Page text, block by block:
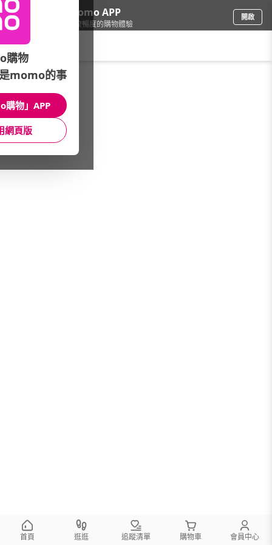
下載momo APP
給你3倍流暢度的購物體驗
開啟
品牌旗艦/Reebok
女性服飾
男性系列
出清3折起
首頁 逛逛 追蹤清單 購物車 會員中心
購物
momo的事
購物」APP
網頁版